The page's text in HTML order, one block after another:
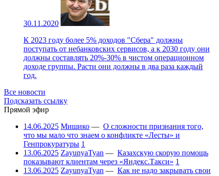
30.11.2020
К 2023 году более 5% доходов "Сбера" должны
поступать от небанковских сервисов, а к 2030 году они
должны составлять 20%-30% в чистом операционном
доходе группы. Расти они должны в два раза каждый
год.
Все новости
Подсказать ссылку
Прямой эфир
14.06.2025 Мишико — О сложности признания того,
что мы мало что знаем о конфликте «Лесты» и
Генпрокуратуры 1
13.06.2025 ZayunyaTyan — Казахскую скорую помощь
показывают клиентам через «Яндекс.Такси» 1
13.06.2025 ZayunyaTyan — Как не надо закрывать свои